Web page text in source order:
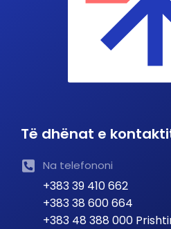
Të dhënat e
Na telefononi
+383 39 410 662
+383 38 600 664
+383 48 388 000